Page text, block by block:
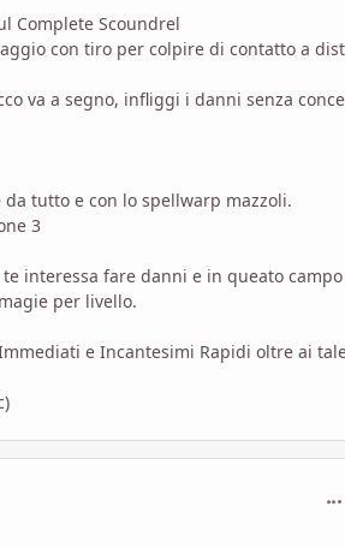
Complete Scoundrel
con tiro per colpire di contatto a
va a segno, infliggi i danni senza
tutto e con lo spellwarp mazzoli.
3
interessa fare danni e in queato
per livello.
e Incantesimi Rapidi oltre ai